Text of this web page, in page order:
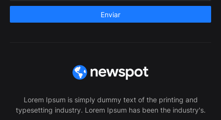
Lorem Ipsum is simply dummy text of the printing and
typesetting industry. Lorem Ipsum has been the industry's.